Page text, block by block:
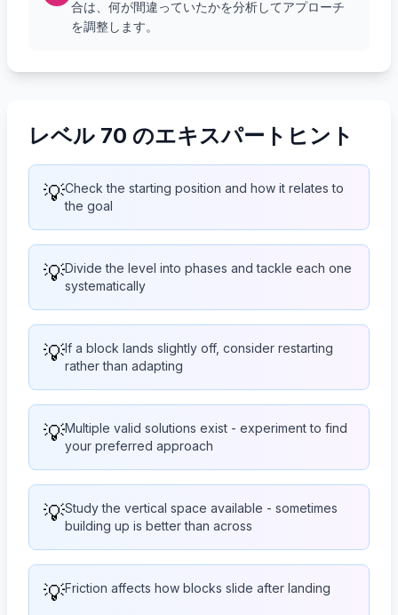
合は、何が間違っていたかを分析してアプローチ
を調整します。
レベル 70 のエキスパートヒント
💡Check the starting position and how it relates to
the goal
💡Divide the level into phases and tackle each one
systematically
💡If a block lands slightly off, consider restarting
rather than adapting
💡Multiple valid solutions exist - experiment to find
your preferred approach
💡Study the vertical space available - sometimes
building up is better than across
💡Friction affects how blocks slide after landing